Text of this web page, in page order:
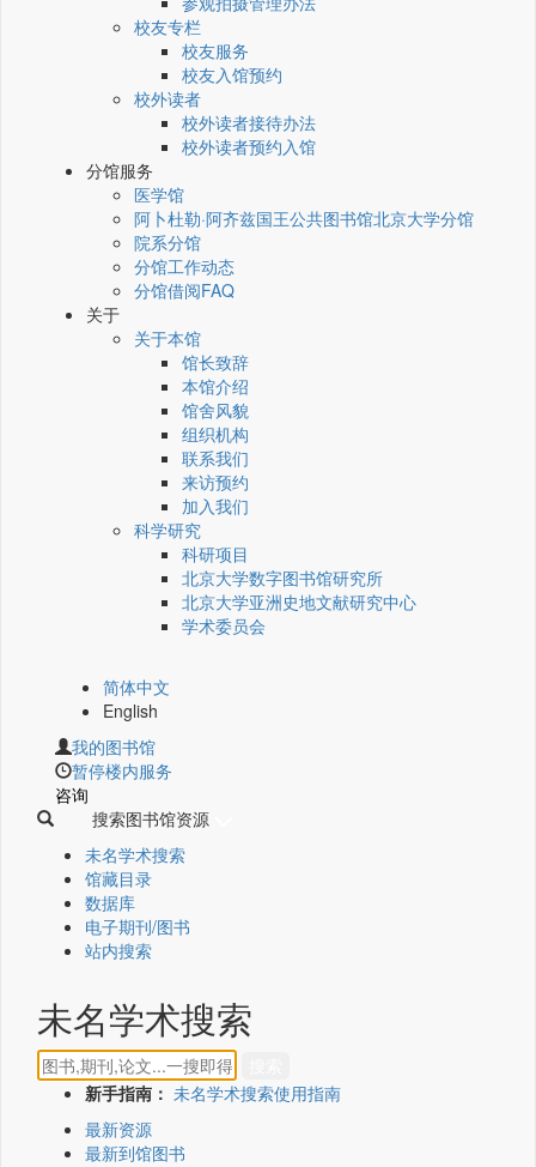
校友专栏
校友服务
校友入馆预约
校外读者
校外读者接待办法
校外读者预约入馆
分馆服务
医学馆
阿卜杜勒·阿齐兹国王公共图书馆北京大学分馆
院系分馆
分馆工作动态
分馆借阅FAQ
关于
关于本馆
馆长致辞
本馆介绍
馆舍风貌
组织机构
联系我们
来访预约
加入我们
科学研究
科研项目
北京大学数字图书馆研究所
北京大学亚洲史地文献研究中心
学术委员会
简体中文
English
我的图书馆
暂停楼内服务
咨询
搜索图书馆资源
未名学术搜索
馆藏目录
数据库
电子期刊/图书
站内搜索
未名学术搜索
新手指南： 未名学术搜索使用指南
最新资源
最新到馆图书